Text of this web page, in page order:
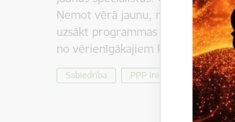
Ņemot vērā jaunu, mūsdienīgu,
uzsākt programmas "Īres mājokļi
no vērienīgākajiem PPP mājokļu
Sabiedrība PPP īres mājokļu